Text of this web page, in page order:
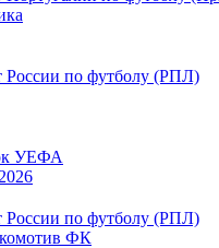
России по футболу (РПЛ)
УЕФА
России по футболу (РПЛ)
ФК